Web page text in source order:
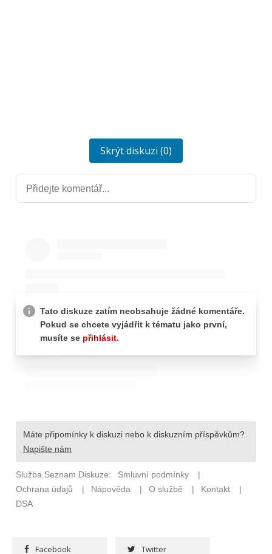
Skrýt diskuzi (0)
Facebook Twitter